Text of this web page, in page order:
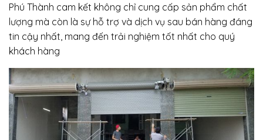
Phú Thành cam kết không chỉ cung cấp sản phẩm chất
lượng mà còn là sự hỗ trợ và dịch vụ sau bán hàng đáng
tin cậy nhất, mang đến trải nghiệm tốt nhất cho quý
khách hàng